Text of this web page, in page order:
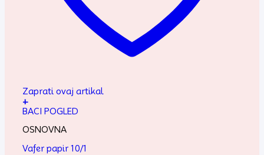
Zaprati ovaj artikal
+
BACI POGLED
OSNOVNA
Vafer papir 10/1